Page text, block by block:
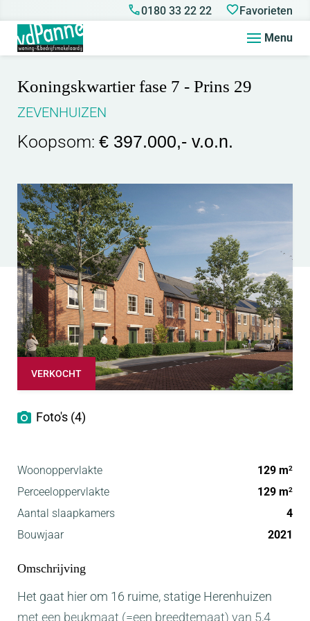
0180 33 22 22 Favorieten
Menu
Koningskwartier fase 7 - Prins 29
ZEVENHUIZEN
Koopsom: € 397.000,- v.o.n.
VERKOCHT
Foto's (4)
Woonoppervlakte 129 m2
Perceeloppervlakte 129 m2
Aantal slaapkamers
4
Bouwjaar
2021
Omschrijving
Het gaat hier om 16 ruime, statige Herenhuizen
met een beukmaat (=een breedtemaat) van 5,4